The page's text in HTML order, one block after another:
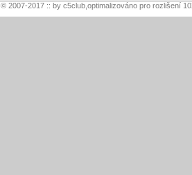
© 2007-2017 :: by c5club,optimalizováno pro rozlišení